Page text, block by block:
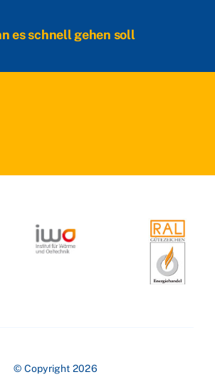
es schnell gehen soll
© Copyright 2026